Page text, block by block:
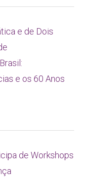
e de Dois
e os 60 Anos
de Workshops